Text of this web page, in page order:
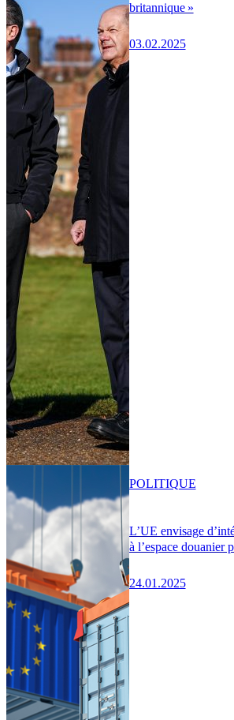
britannique »
03.02.2025
L’UE envisage
à l’espace douanier
24.01.2025
POLITIQUE